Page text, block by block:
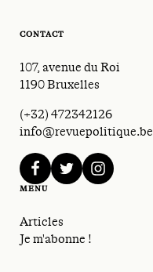
CONTACT
107, avenue du Roi
1190 Bruxelles
(+32) 472342126
info@revuepolitique.be
facebooktwitterinstagram
MENU
Articles
Je m'abonne !